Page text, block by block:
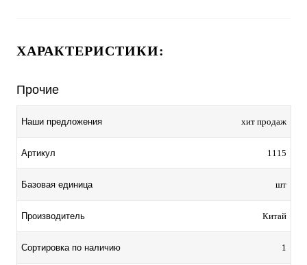
ХАРАКТЕРИСТИКИ:
Прочие
Наши предложения хит продаж
Артикул 1115
Базовая единица шт
Производитель Китай
Сортировка по наличию 1